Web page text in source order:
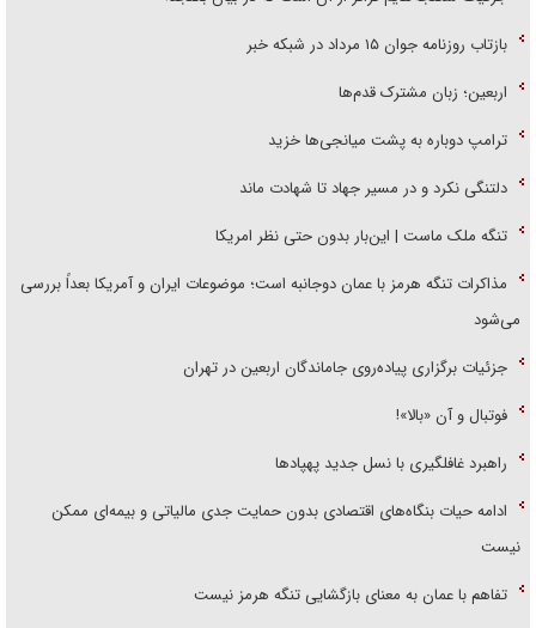
بازتاب روزنامه جوان ۱۵ مرداد در شبکه خبر
اربعین؛ زبان مشترک قدم‌ها
ترامپ دوباره به پشت میانجی‌ها خزید
دلتنگی نکرد و در مسیر جهاد تا شهادت ماند
تنگه ملک ماست | این‌بار بدون حتی نظر امریکا
مذاکرات تنگه هرمز با عمان دوجانبه است؛ موضوعات ایران و آمریکا بعداً بررسی
می‌شود
جزئیات برگزاری پیاده‌روی جاماندگان اربعین در تهران
فوتبال و آن «بالا»!
راهبرد غافلگیری با نسل جدید پهپاد‌ها
ادامه حیات بنگاه‌های اقتصادی بدون حمایت جدی مالیاتی و بیمه‌ای ممکن
نیست
تفاهم با عمان به معنای بازگشایی تنگه هرمز نیست